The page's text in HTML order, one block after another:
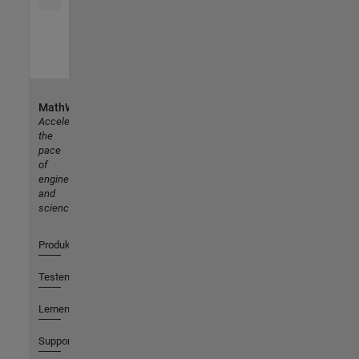
MathWorks
Accelerating
the
pace
of
engineering
and
science
Produkte
Testen oder Kaufen
Lernen
Support